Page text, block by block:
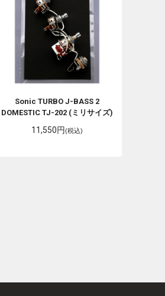
SonicTURBO J-BASS 2
DOMESTIC TJ-202 (ミリサイズ)
11,550円(税込)